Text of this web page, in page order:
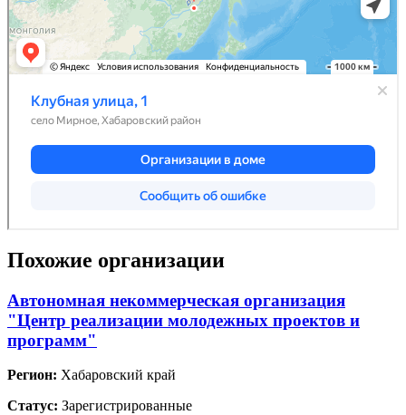
Похожие организации
Автономная некоммерческая организация
"Центр реализации молодежных проектов и
программ"
Регион: Хабаровский край
Статус: Зарегистрированные